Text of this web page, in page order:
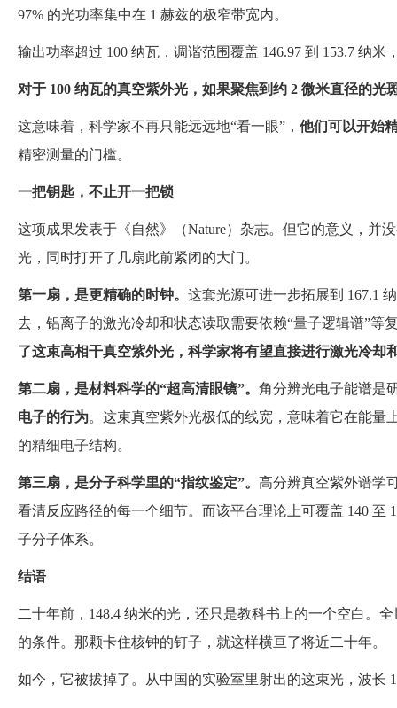
97% 的光功率集中在 1 赫兹的极窄带宽内。
输出功率超过 100 纳瓦，调谐范围覆盖 146.97 到 153.7 纳
对于 100 纳瓦的真空紫外光，如果聚焦到约 2 微米直径的
这意味着，科学家不再只能远远地“看一眼”， 他们可以开始
精密测量的门槛。
一把钥匙，不止开一把锁
这项成果发表于《自然》（Nature）杂志。但它的意义，并
光，同时打开了几扇此前紧闭的大门。
第一扇，是更精确的时钟。 这套光源可进一步拓展到 167.1
去，铝离子的激光冷却和状态读取需要依赖“量子逻辑谱”
了这束高相干真空紫外光，科学家将有望直接进行激光冷却
第二扇，是材料科学的“超高清眼镜”。 角分辨光电子能谱是
电子的行为。这束真空紫外光极低的线宽，意味着它在能量
的精细电子结构。
第三扇，是分子科学里的“指纹鉴定”。 高分辨真空紫外谱学
看清反应路径的每一个细节。而该平台理论上可覆盖 140
子分子体系。
结语
二十年前，148.4 纳米的光，还只是教科书上的一个空白。
的条件。那颗卡住核钟的钉子，就这样横亘了将近二十年。
如今，它被拔掉了。从中国的实验室里射出的这束光，波长